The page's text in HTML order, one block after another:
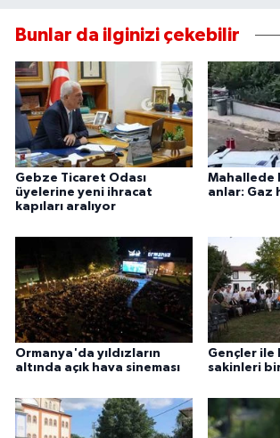
Bunlar da ilginizi çekebilir
Gebze Ticaret Odası
üyelerine yeni ihracat
kapıları aralıyor
Mahallede
anlar: Gaz
Ormanya'da yıldızların
altında açık hava sineması
Gençler ile
sakinleri